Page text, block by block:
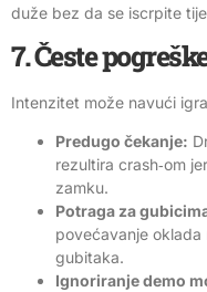
duže bez da se iscrpite
7. Česte
Intenzitet može navući
Predugo čekanje:
rezultira crash‑om
zamku.
Potraga za
povećavanje
gubitaka.
Ignoriranje demo